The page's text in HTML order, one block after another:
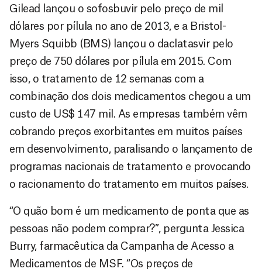
Gilead lançou o sofosbuvir pelo preço de mil
dólares por pílula no ano de 2013, e a Bristol-
Myers Squibb (BMS) lançou o daclatasvir pelo
preço de 750 dólares por pílula em 2015. Com
isso, o tratamento de 12 semanas com a
combinação dos dois medicamentos chegou a um
custo de US$ 147 mil. As empresas também vêm
cobrando preços exorbitantes em muitos países
em desenvolvimento, paralisando o lançamento de
programas nacionais de tratamento e provocando
o racionamento do tratamento em muitos países.
“O quão bom é um medicamento de ponta que as
pessoas não podem comprar?”, pergunta Jessica
Burry, farmacêutica da Campanha de Acesso a
Medicamentos de MSF. “Os preços de